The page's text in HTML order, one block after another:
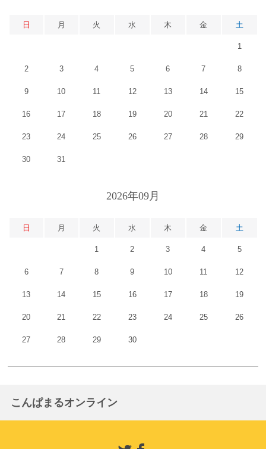
日 月 火 水 木 金 土
1
2 3 4 5 6 7 8
9 10 11 12 13 14 15
16 17 18 19 20 21 22
23 24 25 26 27 28 29
30 31
2026年09月
日 月 火 水 木 金 土
1 2 3 4 5
6 7 8 9 10 11 12
13 14 15 16 17 18 19
20 21 22 23 24 25 26
27 28 29 30
こんぱまるオンライン